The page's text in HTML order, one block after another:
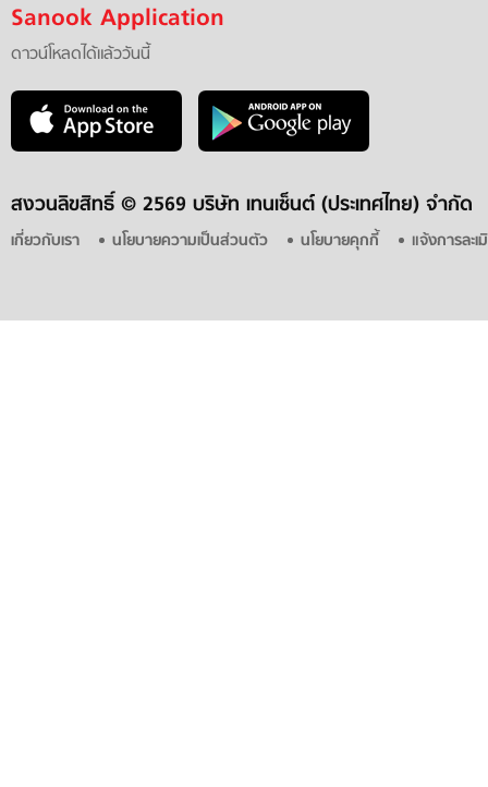
Sanook Application
ดาวน์โหลดได้แล้ววันนี้
สงวนลิขสิทธิ์ © 2569 บริษัท เทนเซ็นต์ (ประเทศไทย) จำกัด
เกี่ยวกับเรา นโยบายความเป็นส่วนตัว นโยบายคุกกี้ แจ้งการละ